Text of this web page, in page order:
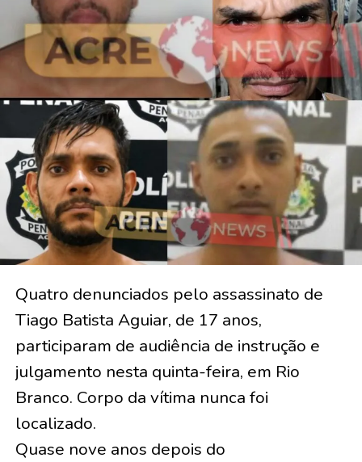
Quatro denunciados pelo assassinato de
Tiago Batista Aguiar, de 17 anos,
participaram de audiência de instrução e
julgamento nesta quinta-feira, em Rio
Branco. Corpo da vítima nunca foi
localizado.
Quase nove anos depois do